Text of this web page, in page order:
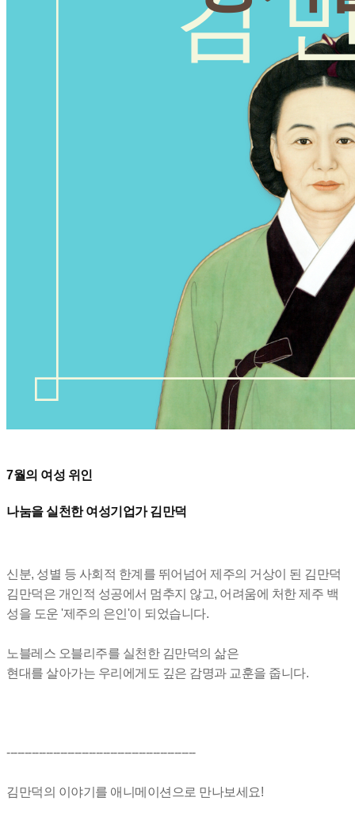
7월의 여성 위인
나눔을 실천한 여성기업가 김만덕
신분, 성별 등 사회적 한계를 뛰어넘어 제주의 거상이 된 김만덕
김만덕은 개인적 성공에서 멈추지 않고, 어려움에 처한 제주 백
성을 도운 '제주의 은인'이 되었습니다.
노블레스 오블리주를 실천한 김만덕의 삶은
현대를 살아가는 우리에게도 깊은 감명과 교훈을 줍니다.
-----------------------------------------------------
김만덕의 이야기를 애니메이션으로 만나보세요!